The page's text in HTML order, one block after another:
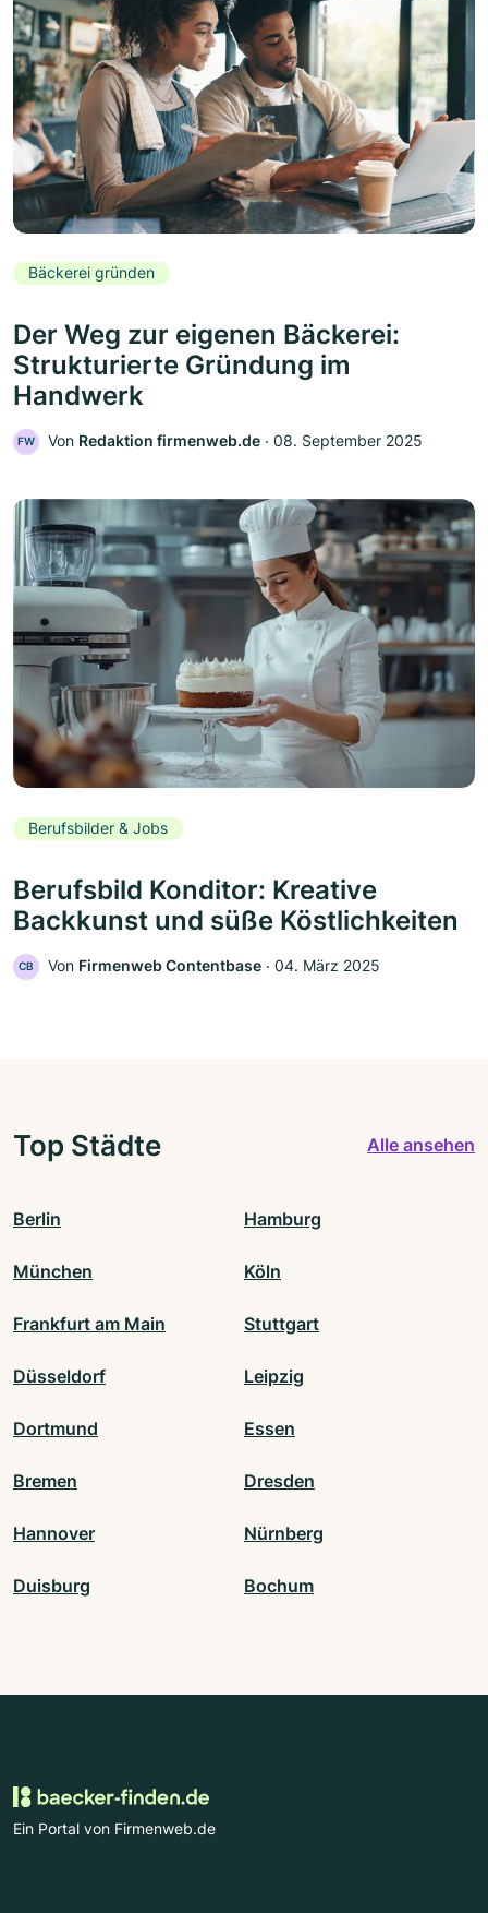
Bäckerei gründen
Der Weg zur eigenen Bäckerei:
Strukturierte Gründung im
Handwerk
FW Von Redaktion firmenweb.de ‧ 08. September 2025
Berufsbilder & Jobs
Berufsbild Konditor: Kreative
Backkunst und süße Köstlichkeiten
CB Von Firmenweb Contentbase ‧ 04. März 2025
Top Städte Alle ansehen
Berlin Hamburg
München Köln
Frankfurt am Main Stuttgart
Düsseldorf Leipzig
Dortmund Essen
Bremen Dresden
Hannover Nürnberg
Duisburg Bochum
Ein Portal von Firmenweb.de